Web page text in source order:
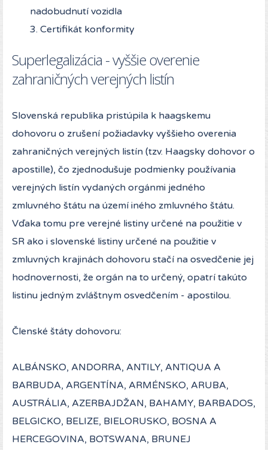
nadobudnutí vozidla
3. Certifikát konformity
Superlegalizácia - vyššie overenie
zahraničných verejných listín
Slovenská republika pristúpila k haagskemu
dohovoru o zrušení požiadavky vyššieho overenia
zahraničných verejných listín (tzv. Haagsky dohovor o
apostille), čo zjednodušuje podmienky používania
verejných listín vydaných orgánmi jedného
zmluvného štátu na území iného zmluvného štátu.
Vďaka tomu pre verejné listiny určené na použitie v
SR ako i slovenské listiny určené na použitie v
zmluvných krajinách dohovoru stačí na osvedčenie jej
hodnovernosti, že orgán na to určený, opatrí takúto
listinu jedným zvláštnym osvedčením - apostilou.
Členské štáty dohovoru:
ALBÁNSKO, ANDORRA, ANTILY, ANTIQUA A
BARBUDA, ARGENTÍNA, ARMÉNSKO, ARUBA,
AUSTRÁLIA, AZERBAJDŽAN, BAHAMY, BARBADOS,
BELGICKO, BELIZE, BIELORUSKO, BOSNA A
HERCEGOVINA, BOTSWANA, BRUNEJ